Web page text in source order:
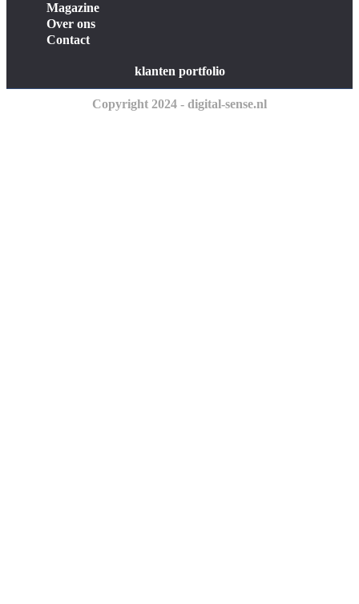
Magazine
Over ons
Contact
klanten portfolio
Copyright 2024 - digital-sense.nl